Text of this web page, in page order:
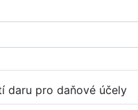
daru pro daňové účely